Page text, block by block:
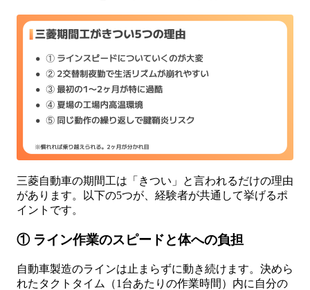
三菱自動車の期間工は「きつい」と言われるだけの理由
があります。以下の5つが、経験者が共通して挙げるポ
イントです。
① ライン作業のスピードと体への負担
自動車製造のラインは止まらずに動き続けます。決めら
れたタクトタイム（1台あたりの作業時間）内に自分の